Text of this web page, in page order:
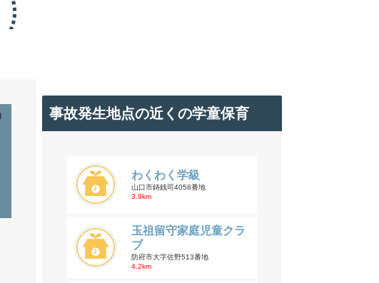
事故発生地点の近くの学童保育
わくわく学級
山口市鋳銭司4058番地
3.9km
玉祖留守家庭児童クラ
ブ
防府市大字佐野513番地
4.2km